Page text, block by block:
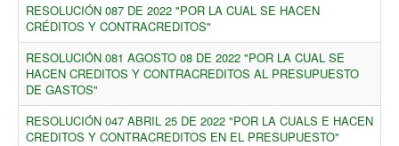
RESOLUCIÓN 087 DE 2022 "POR LA CUAL SE HACEN
CRÉDITOS Y CONTRACREDITOS"
RESOLUCIÓN 081 AGOSTO 08 DE 2022 "POR LA CUAL SE
HACEN CREDITOS Y CONTRACREDITOS AL PRESUPUESTO
DE GASTOS"
RESOLUCIÓN 047 ABRIL 25 DE 2022 "POR LA CUALS E HACEN
CREDITOS Y CONTRACREDITOS EN EL PRESUPUESTO"